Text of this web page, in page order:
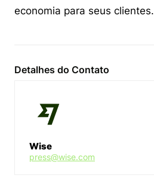
economia para seus clientes.
Detalhes do Contato
Wise
press@wise.com